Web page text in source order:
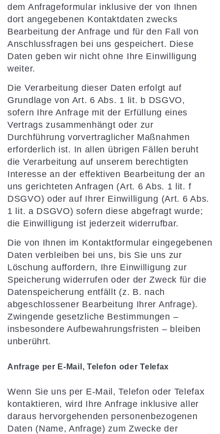
dem Anfrageformular inklusive der von Ihnen
dort angegebenen Kontaktdaten zwecks
Bearbeitung der Anfrage und für den Fall von
Anschlussfragen bei uns gespeichert. Diese
Daten geben wir nicht ohne Ihre Einwilligung
weiter.
Die Verarbeitung dieser Daten erfolgt auf
Grundlage von Art. 6 Abs. 1 lit. b DSGVO,
sofern Ihre Anfrage mit der Erfüllung eines
Vertrags zusammenhängt oder zur
Durchführung vorvertraglicher Maßnahmen
erforderlich ist. In allen übrigen Fällen beruht
die Verarbeitung auf unserem berechtigten
Interesse an der effektiven Bearbeitung der an
uns gerichteten Anfragen (Art. 6 Abs. 1 lit. f
DSGVO) oder auf Ihrer Einwilligung (Art. 6 Abs.
1 lit. a DSGVO) sofern diese abgefragt wurde;
die Einwilligung ist jederzeit widerrufbar.
Die von Ihnen im Kontaktformular eingegebenen
Daten verbleiben bei uns, bis Sie uns zur
Löschung auffordern, Ihre Einwilligung zur
Speicherung widerrufen oder der Zweck für die
Datenspeicherung entfällt (z. B. nach
abgeschlossener Bearbeitung Ihrer Anfrage).
Zwingende gesetzliche Bestimmungen –
insbesondere Aufbewahrungsfristen – bleiben
unberührt.
Anfrage per E-Mail, Telefon oder Telefax
Wenn Sie uns per E-Mail, Telefon oder Telefax
kontaktieren, wird Ihre Anfrage inklusive aller
daraus hervorgehenden personenbezogenen
Daten (Name, Anfrage) zum Zwecke der